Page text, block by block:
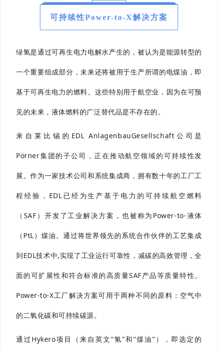
可持续性Power-to-X解决方案
绿氢是通过可再生电力电解水产生的，被认为是能源转型的
一个重要组成部分，未来还将被用于生产所谓的电煤油，即
基于可再生电力的燃料。这些特别用于航空业，因为在可预
见的未来，液体燃料的广泛替代品是不存在的。
来自莱比锡的EDL AnlagenbauGesellschaft公司是
Pörner集团的子公司，正在推动航空领域的可持续性发
展。作为一家技术公司和系统集成商，拥有数十年的工厂工
程经验，EDL已经为生产基于电力的可持续航空燃料
（SAF）开发了工业解决方案，也被称为Power-to-液体
（PtL）煤油。通过将世界领先的系统合作伙伴的工艺集成
到EDL技术中,实现了工业运行可靠性，减碳的高效管理，全
面的可扩展性和符合标准的高质量SAF产品等质量特性。
Power-to-X工厂解决方案可用于两种不同的原料：空气中
的二氧化碳和可持续碳源。
通过Hykero项目（来自英文“氢”和“煤油”），即选定的